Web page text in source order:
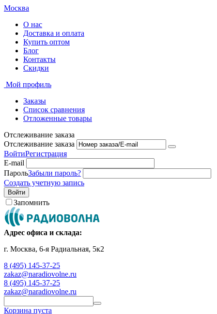
Москва
О нас
Доставка и оплата
Купить оптом
Блог
Контакты
Скидки
Мой профиль
Заказы
Список сравнения
Отложенные товары
Отслеживание заказа
Отслеживание заказа
ВойтиРегистрация
E-mail
ПарольЗабыли пароль?
Создать учетную запись
Войти
Запомнить
Адрес офиса и склада:
г. Москва, 6-я Радиальная, 5к2
8 (495) 145-37-25
zakaz@naradiovolne.ru
8 (495) 145-37-25
zakaz@naradiovolne.ru
Корзина пуста